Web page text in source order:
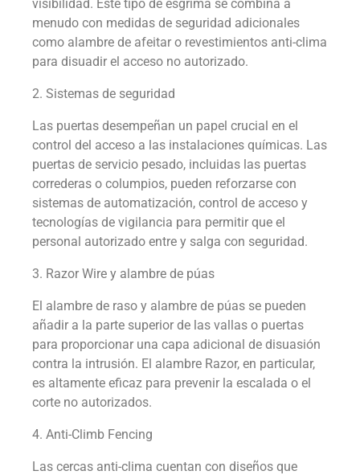
visibilidad. Este tipo de esgrima se combina a
menudo con medidas de seguridad adicionales
como alambre de afeitar o revestimientos anti-clima
para disuadir el acceso no autorizado.
2. Sistemas de seguridad
Las puertas desempeñan un papel crucial en el
control del acceso a las instalaciones químicas. Las
puertas de servicio pesado, incluidas las puertas
correderas o columpios, pueden reforzarse con
sistemas de automatización, control de acceso y
tecnologías de vigilancia para permitir que el
personal autorizado entre y salga con seguridad.
3. Razor Wire y alambre de púas
El alambre de raso y alambre de púas se pueden
añadir a la parte superior de las vallas o puertas
para proporcionar una capa adicional de disuasión
contra la intrusión. El alambre Razor, en particular,
es altamente eficaz para prevenir la escalada o el
corte no autorizados.
4. Anti-Climb Fencing
Las cercas anti-clima cuentan con diseños que